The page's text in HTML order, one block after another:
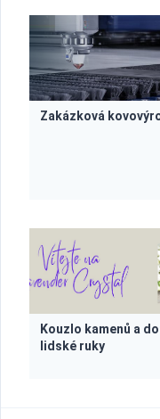
Zakázková
Kouzlo kamenů a
lidské ruky